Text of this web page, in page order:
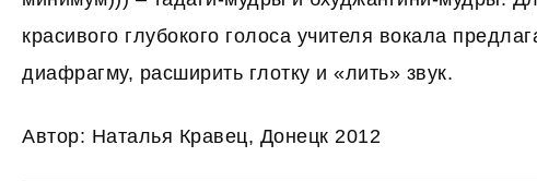
красивого глубокого голоса учителя вокала
диафрагму, расширить глотку и «лить» звук.
Автор: Наталья Кравец, Донецк 2012